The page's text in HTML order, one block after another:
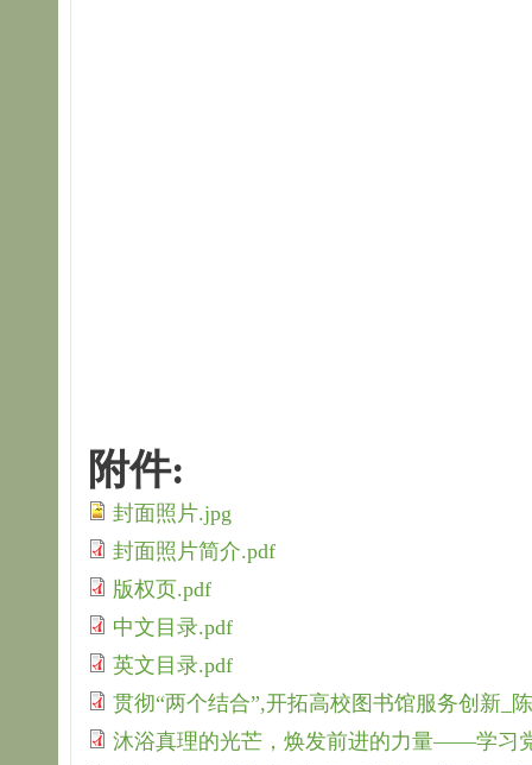
附件:
封面照片.jpg
封面照片简介.pdf
版权页.pdf
中文目录.pdf
英文目录.pdf
贯彻“两个结合”,开拓高校图书馆服务创新_
沐浴真理的光芒，焕发前进的力量——学习